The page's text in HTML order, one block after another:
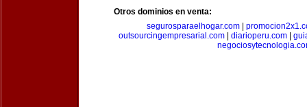
Otros dominios en venta:
segurosparaelhogar.com|
outsourcingempresarial.com| diarioperu.com|